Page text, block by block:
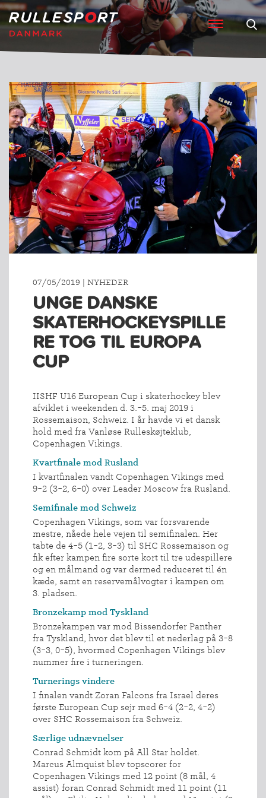
07/05/2019 | NYHEDER
UNGE DANSKE
SKATERHOCKEYSPILLE
RE TOG TIL EUROPA
CUP
IISHF U16 European Cup i skaterhockey blev
afviklet i weekenden d. 3.-5. maj 2019 i
Rossemaison, Schweiz. I år havde vi et dansk
hold med fra Vanløse Rulleskøjteklub,
Copenhagen Vikings.
Kvartfinale mod Rusland
I kvartfinalen vandt Copenhagen Vikings med
9-2 (3-2, 6-0) over Leader Moscow fra Rusland.
Semifinale mod Schweiz
Copenhagen Vikings, som var forsvarende
mestre, nåede hele vejen til semifinalen. Her
tabte de 4-5 (1-2, 3-3) til SHC Rossemaison og
fik efter kampen fire sorte kort til tre udespillere
og en målmand og var dermed reduceret til én
kæde, samt en reservemålvogter i kampen om
3. pladsen.
Bronzekamp mod Tyskland
Bronzekampen var mod Bissendorfer Panther
fra Tyskland, hvor det blev til et nederlag på 3-8
(3-3, 0-5), hvormed Copenhagen Vikings blev
nummer fire i turneringen.
Turnerings vindere
I finalen vandt Zoran Falcons fra Israel deres
første European Cup sejr med 6-4 (2-2, 4-2)
over SHC Rossemaison fra Schweiz.
Særlige udnævnelser
Conrad Schmidt kom på All Star holdet.
Marcus Almquist blev topscorer for
Copenhagen Vikings med 12 point (8 mål, 4
assist) foran Conrad Schmidt med 11 point (11